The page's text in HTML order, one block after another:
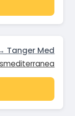
Tanger Med